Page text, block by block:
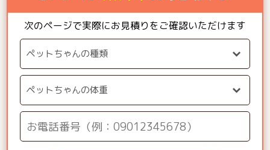
次のページで実際にお見積りをご確認いただけます